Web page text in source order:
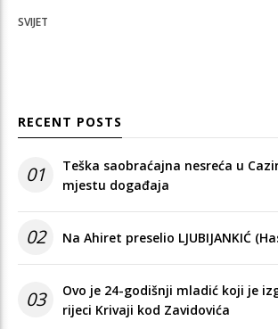
SVIJET
RECENT POSTS
01
Teška saobraćajna nesreća u
mjestu događaja
02 Na Ahiret preselio LJUBIJANKIĆ
03
Ovo je 24-godišnji mladić koji je
rijeci Krivaji kod Zavidovića